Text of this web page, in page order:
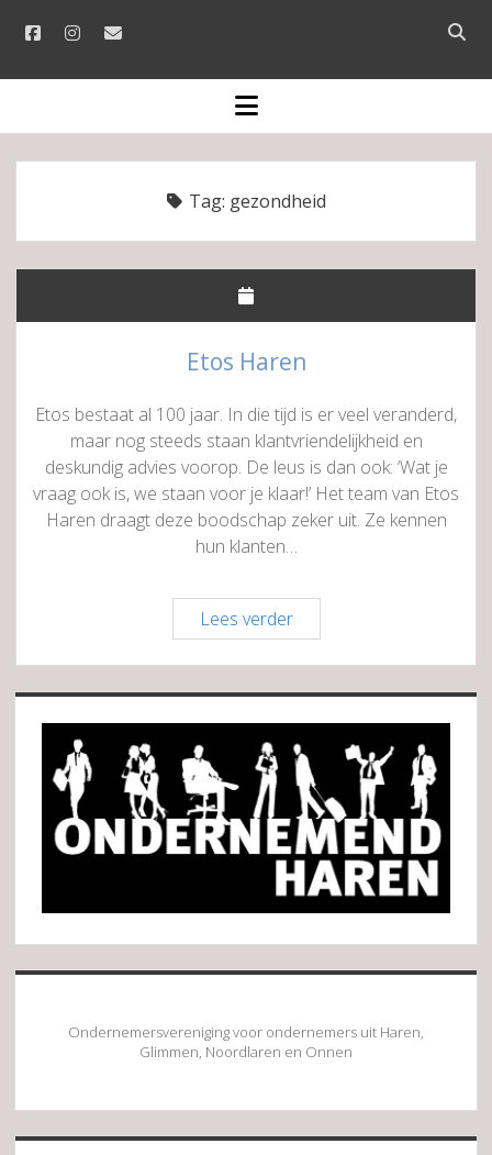
facebookinstagram
email
Open
bar
open
menu
Tag: gezondheid
Etos Haren
Etos bestaat al 100 jaar. In die tijd is er veel veranderd,
maar nog steeds staan klantvriendelijkheid en
deskundig advies voorop. De leus is dan ook: ‘Wat je
vraag ook is, we staan voor je klaar!’ Het team van Etos
Haren draagt deze boodschap zeker uit. Ze kennen
hun klanten…
Lees verderEtos
Haren
Sidebar
Ondernemersvereniging voor ondernemers uit Haren,
Glimmen, Noordlaren en Onnen